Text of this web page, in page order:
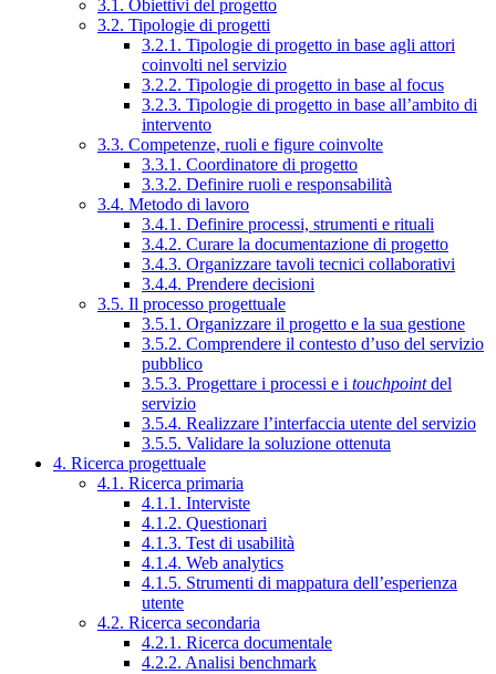
3.1. Obiettivi del progetto
3.2. Tipologie di progetti
3.2.1. Tipologie di progetto in base agli attori
coinvolti nel servizio
3.2.2. Tipologie di progetto in base al focus
3.2.3. Tipologie di progetto in base all’ambito di
intervento
3.3. Competenze, ruoli e figure coinvolte
3.3.1. Coordinatore di progetto
3.3.2. Definire ruoli e responsabilità
3.4. Metodo di lavoro
3.4.1. Definire processi, strumenti e rituali
3.4.2. Curare la documentazione di progetto
3.4.3. Organizzare tavoli tecnici collaborativi
3.4.4. Prendere decisioni
3.5. Il processo progettuale
3.5.1. Organizzare il progetto e la sua gestione
3.5.2. Comprendere il contesto d’uso del servizio
pubblico
3.5.3. Progettare i processi e i touchpointdel
servizio
3.5.4. Realizzare l’interfaccia utente del servizio
3.5.5. Validare la soluzione ottenuta
4. Ricerca progettuale
4.1. Ricerca primaria
4.1.1. Interviste
4.1.2. Questionari
4.1.3. Test di usabilità
4.1.4. Web analytics
4.1.5. Strumenti di mappatura dell’esperienza
utente
4.2. Ricerca secondaria
4.2.1. Ricerca documentale
4.2.2. Analisi benchmark